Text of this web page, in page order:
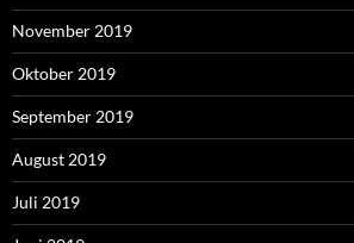
November 2019
Oktober 2019
September 2019
August 2019
Juli 2019